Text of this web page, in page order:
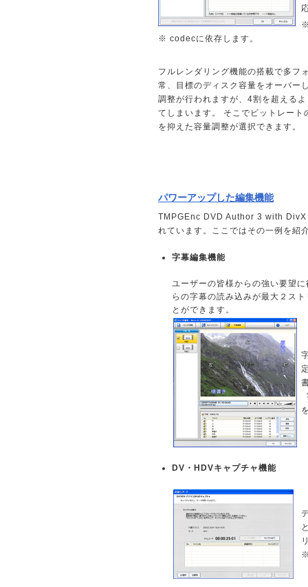
※ codecに依存します。
フルレンダリング機能の搭載で多フ
常、目標のディスク容量をオーバー
調整が行われますが、4割を超える
てしまいます。 そこでビットレー
を抑えた容量調整が選択できます。
パワーアップした編集機能
TMPGEnc DVD Author 3 with DivX
れています。ここではその一例を紹
字幕編集機能
ユーザーの皆様からの強い要望
らの字幕の読み込みが最大２ス
とができます。
DV・HDVキャプチャ機能